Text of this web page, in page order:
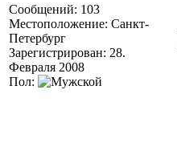
Сообщений: 103
Местоположение: Санкт-
Петербург
Зарегистрирован: 28.
Февраля 2008
Пол: